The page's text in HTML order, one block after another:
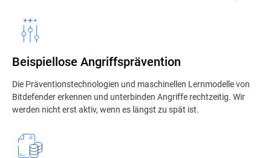
Beispiellose Angriffsprävention
Die Präventionstechnologien und maschinellen Lernmodelle von
Bitdefender erkennen und unterbinden Angriffe rechtzeitig. Wir
werden nicht erst aktiv, wenn es längst zu spät ist.